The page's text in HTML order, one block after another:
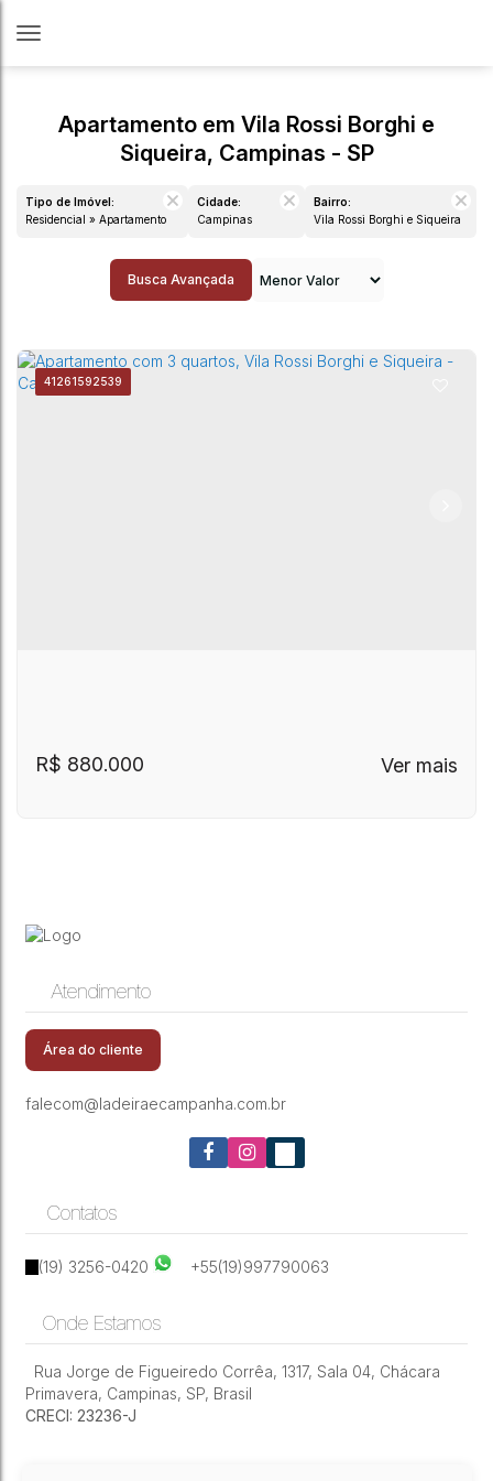
Apartamento em Vila Rossi Borghi e
Siqueira, Campinas - SP
Tipo de Imóvel:
Residencial » Apartamento
Cidade:
Campinas
Bairro:
Vila Rossi Borghi e Siqueira
Busca Avançada
41261592539
Apartamento com 3 quartos, Vila Rossi Borghi
e Siqueira - Campinas
R$ 880.000
CEP: 13070-261
Borghi e Siqueira ,Campinas,São Paulo,Brasil
Atendimento
Área do cliente
falecom@ladeiraecampanha.com.br
Contatos
(19) 3256-0420 +55(19)997790063
Onde Estamos
Rua Jorge de Figueiredo Corrêa, 1317, Sala 04, Chácara
Primavera, Campinas, SP, Brasil
CRECI: 23236-J